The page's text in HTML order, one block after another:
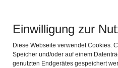
Einwilligung zur
Diese Webseite verwendet Cookies.
Speicher und/oder auf einem
genutzten Endgerätes gespeichert
MUSEEN MILTENBERG